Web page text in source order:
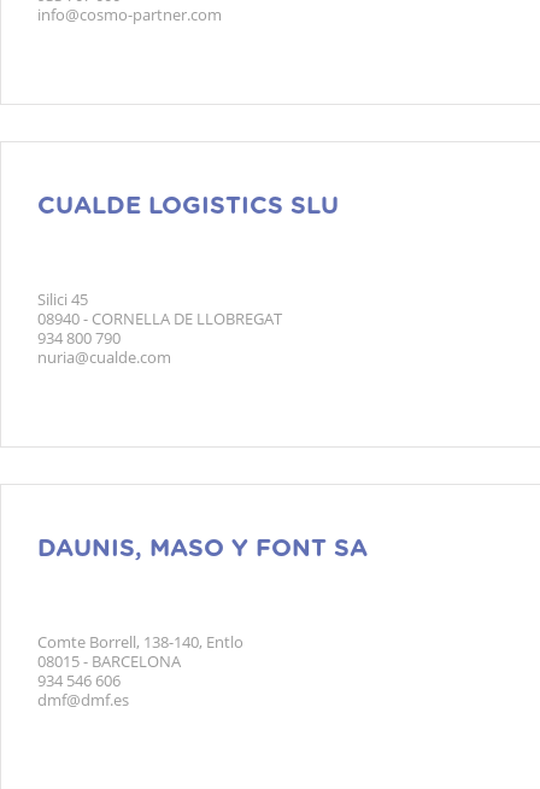
info@cosmo-partner.com
CUALDE LOGISTICS SLU
Silici 45
08940 - CORNELLA DE LLOBREGAT
934 800 790
nuria@cualde.com
DAUNIS, MASO Y FONT SA
Comte Borrell, 138-140, Entlo
08015 - BARCELONA
934 546 606
dmf@dmf.es